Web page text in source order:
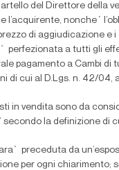
del Direttore della
l’acquirente, nonche´
di aggiudicazione e i
perfezionata a tutti gli
pagamento a Cambi
di cui al D.Lgs. n. 42/04,
in vendita sono da
secondo la definizione di
preceduta da
per ogni